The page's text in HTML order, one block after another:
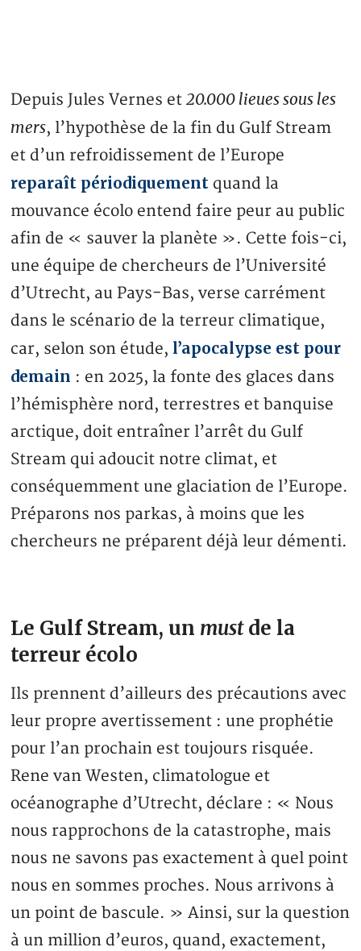
Depuis Jules Vernes et20.000 lieues sous les
mers, l’hypothèse de la fin du Gulf Stream
et d’un refroidissement de l’Europe
reparaît périodiquement quand la
mouvance écolo entend faire peur au public
afin de « sauver la planète ». Cette fois-ci,
une équipe de chercheurs de l’Université
d’Utrecht, au Pays-Bas, verse carrément
dans le scénario de la terreur climatique,
car, selon son étude, l’apocalypse est pour
demain : en 2025, la fonte des glaces dans
l’hémisphère nord, terrestres et banquise
arctique, doit entraîner l’arrêt du Gulf
Stream qui adoucit notre climat, et
conséquemment une glaciation de l’Europe.
Préparons nos parkas, à moins que les
chercheurs ne préparent déjà leur démenti.
Le Gulf Stream, un mustde la
terreur écolo
Ils prennent d’ailleurs des précautions avec
leur propre avertissement : une prophétie
pour l’an prochain est toujours risquée.
Rene van Westen, climatologue et
océanographe d’Utrecht, déclare : « Nous
nous rapprochons de la catastrophe, mais
nous ne savons pas exactement à quel point
nous en sommes proches. Nous arrivons à
un point de bascule. » Ainsi, sur la question
à un million d’euros, quand, exactement,